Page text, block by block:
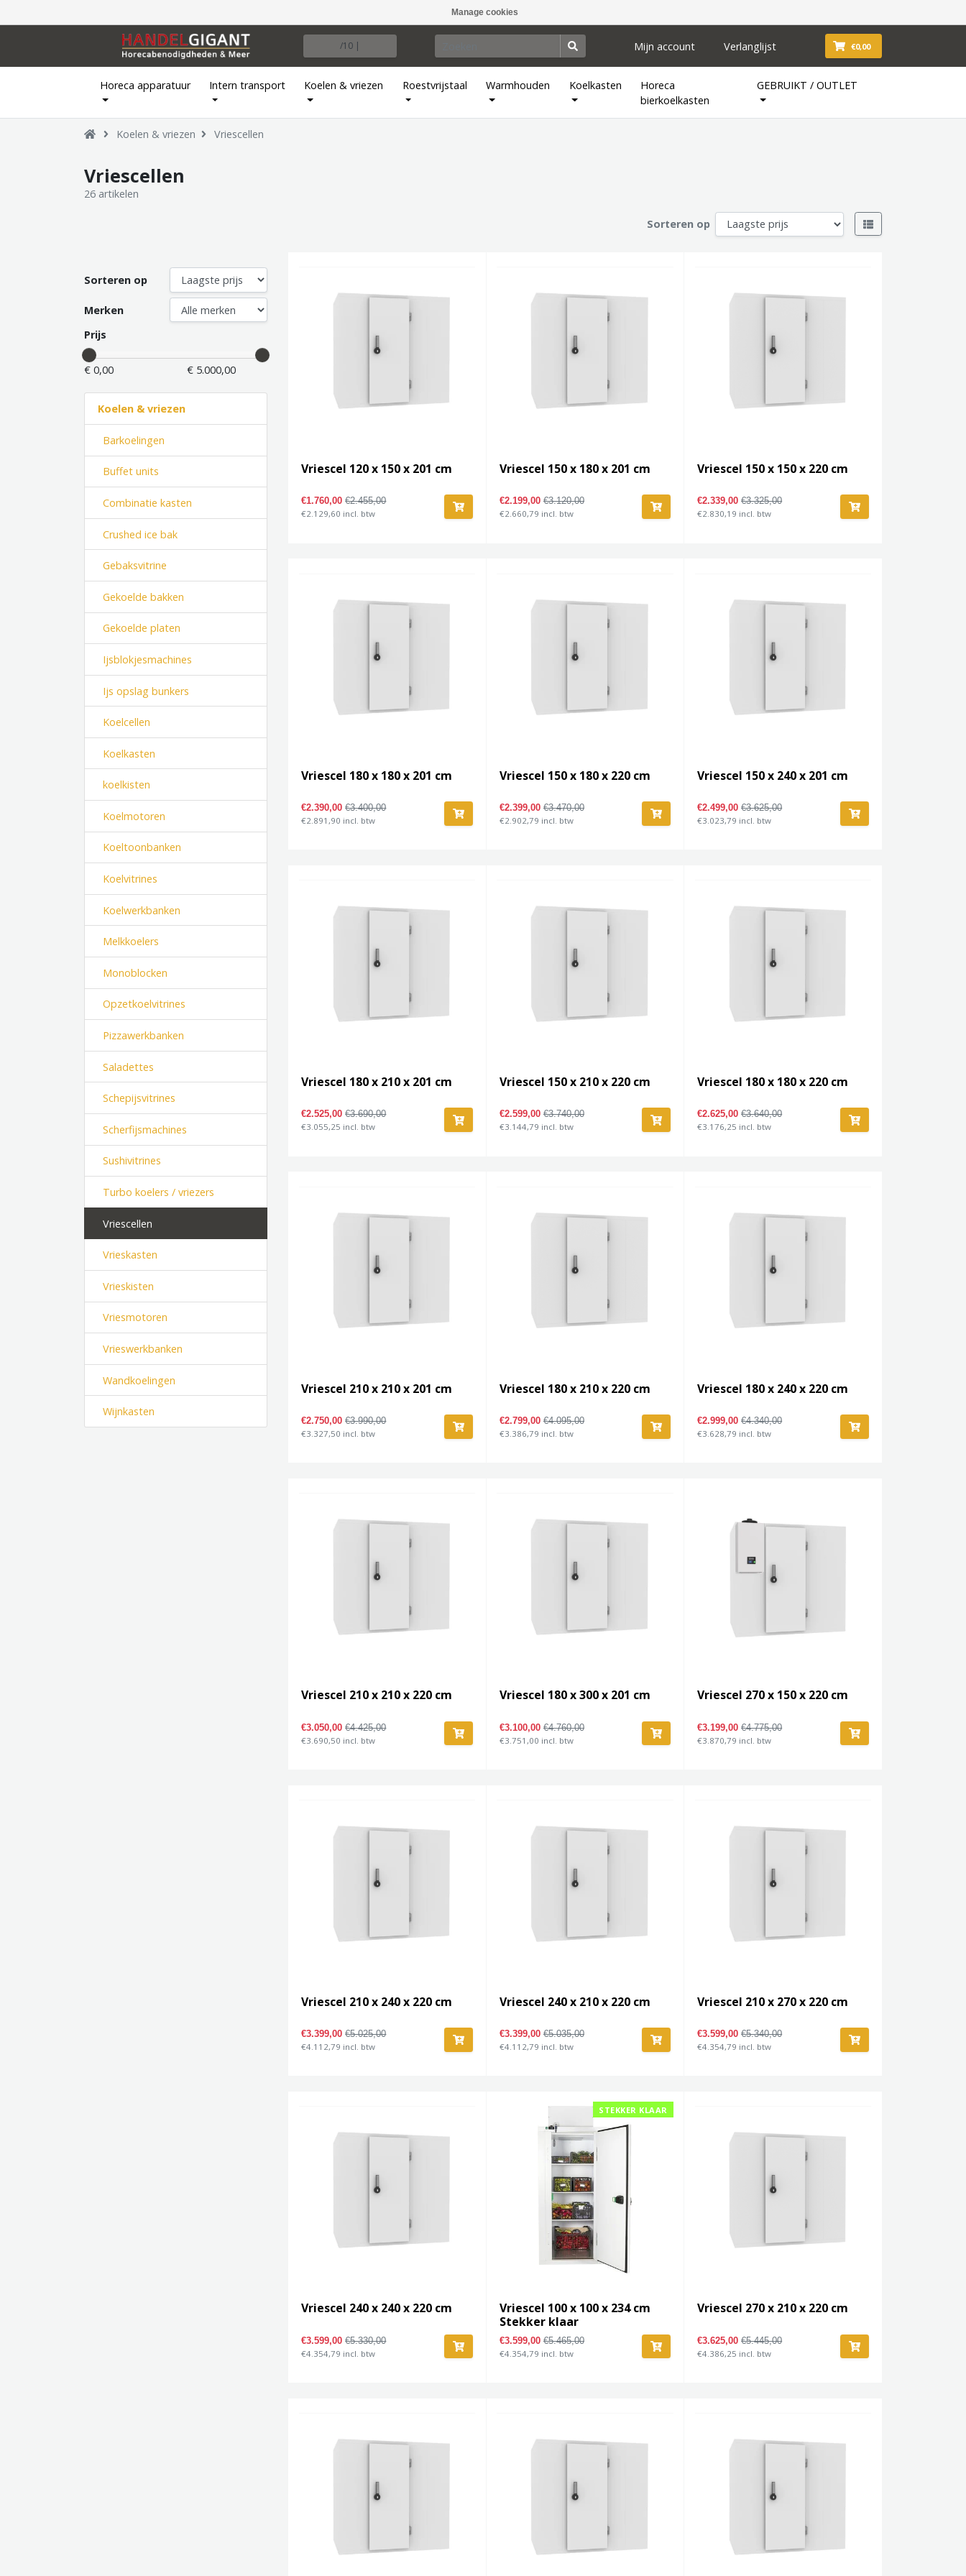
Manage cookies
/10 | Mijn account Verlanglijst €0,00
Horeca apparatuur Intern transport Koelen & vriezen Roestvrijstaal Warmhouden Koelkasten
Horeca
bierkoelkasten
GEBRUIKT / OUTLET
Koelen & vriezen Vriescellen
Vriescellen
26 artikelen
Sorteren op
Sorteren op
Merken
Prijs
€ 0,00 € 5.000,00
Koelen & vriezen
Barkoelingen
Buffet units
Combinatie kasten
Crushed ice bak
Gebaksvitrine
Gekoelde bakken
Gekoelde platen
Ijsblokjesmachines
Ijs opslag bunkers
Koelcellen
Koelkasten
koelkisten
Koelmotoren
Koeltoonbanken
Koelvitrines
Koelwerkbanken
Melkkoelers
Monoblocken
Opzetkoelvitrines
Pizzawerkbanken
Saladettes
Schepijsvitrines
Scherfijsmachines
Sushivitrines
Turbo koelers / vriezers
Vriescellen
Vrieskasten
Vrieskisten
Vriesmotoren
Vrieswerkbanken
Wandkoelingen
Wijnkasten
Vriescel 120 x 150 x 201 cm
€1.760,00€2.455,00
€2.129,60 incl. btw
Vriescel 150 x 180 x 201 cm
€2.199,00€3.120,00
€2.660,79 incl. btw
Vriescel 150 x 150 x 220 cm
€2.339,00€3.325,00
€2.830,19 incl. btw
Vriescel 180 x 180 x 201 cm
€2.390,00€3.400,00
€2.891,90 incl. btw
Vriescel 150 x 180 x 220 cm
€2.399,00€3.470,00
€2.902,79 incl. btw
Vriescel 150 x 240 x 201 cm
€2.499,00€3.625,00
€3.023,79 incl. btw
Vriescel 180 x 210 x 201 cm
€2.525,00€3.690,00
€3.055,25 incl. btw
Vriescel 150 x 210 x 220 cm
€2.599,00€3.740,00
€3.144,79 incl. btw
Vriescel 180 x 180 x 220 cm
€2.625,00€3.640,00
€3.176,25 incl. btw
Vriescel 210 x 210 x 201 cm
€2.750,00€3.990,00
€3.327,50 incl. btw
Vriescel 180 x 210 x 220 cm
€2.799,00€4.095,00
€3.386,79 incl. btw
Vriescel 180 x 240 x 220 cm
€2.999,00€4.340,00
€3.628,79 incl. btw
Vriescel 210 x 210 x 220 cm
€3.050,00€4.425,00
€3.690,50 incl. btw
Vriescel 180 x 300 x 201 cm
€3.100,00€4.760,00
€3.751,00 incl. btw
Vriescel 270 x 150 x 220 cm
€3.199,00€4.775,00
€3.870,79 incl. btw
Vriescel 210 x 240 x 220 cm
€3.399,00€5.025,00
€4.112,79 incl. btw
Vriescel 240 x 210 x 220 cm
€3.399,00€5.035,00
€4.112,79 incl. btw
Vriescel 210 x 270 x 220 cm
€3.599,00€5.340,00
€4.354,79 incl. btw
Vriescel 240 x 240 x 220 cm
€3.599,00€5.330,00
€4.354,79 incl. btw
STEKKER KLAAR
Vriescel 100 x 100 x 234 cm
Stekker klaar
€3.599,00€5.465,00
€4.354,79 incl. btw
Vriescel 270 x 210 x 220 cm
€3.625,00€5.445,00
€4.386,25 incl. btw